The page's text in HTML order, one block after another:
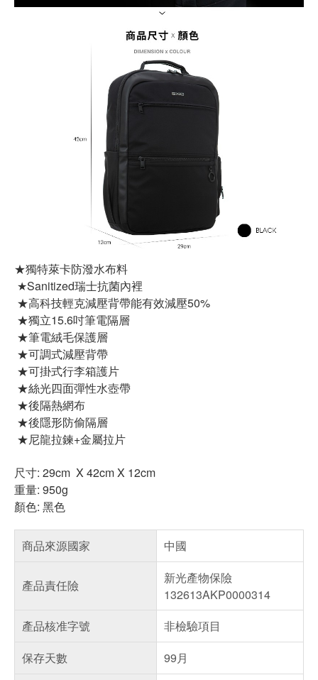
★獨特萊卡防潑水布料
★Sanitized瑞士抗菌內裡
★高科技輕克減壓背帶能有效減壓50%
★獨立15.6吋筆電隔層
★筆電絨毛保護層
★可調式減壓背帶
★可掛式行李箱護片
★絲光四面彈性水壺帶
★後隔熱網布
★後隱形防偷隔層
★尼龍拉鍊+金屬拉片
尺寸: 29cm X 42cm X 12cm
重量: 950g
顏色: 黑色
商品來源國家 中國
產品責任險
新光產物保險
132613AKP0000314
產品核准字號
非檢驗項目
保存天數
99月